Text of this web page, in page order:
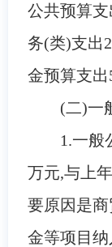
公共预算
务(类)支出
金预算支出
(二)一
1.一般
万元,与上
要原因是商
金等项目